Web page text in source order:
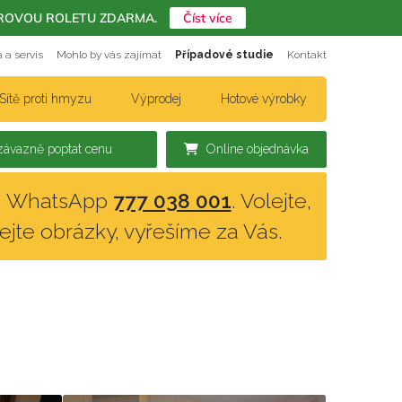
a servis Mohlo by vás zajímat Případové studie Kontakt
proti hmyzu Výprodej Hotové výrobky
Online objednávka
poptat cenu
WhatsApp 777 038 001. Volejte,
obrázky, vyřešíme za Vás.
ROLETU ZDARMA. Číst více